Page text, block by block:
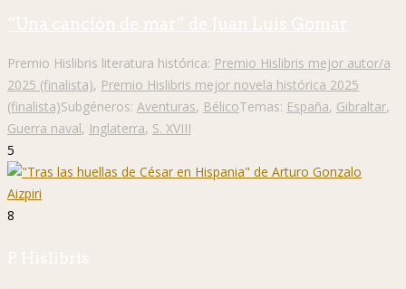
“Una canción de mar” de Juan Luis Gomar
Premio Hislibris literatura histórica: Premio Hislibris mejor autor/a
2025 (finalista), Premio Hislibris mejor novela histórica 2025
(finalista)Subgéneros: Aventuras, BélicoTemas: España, Gibraltar,
Guerra naval, Inglaterra, S. XVIII
5
8
P. Hislibris